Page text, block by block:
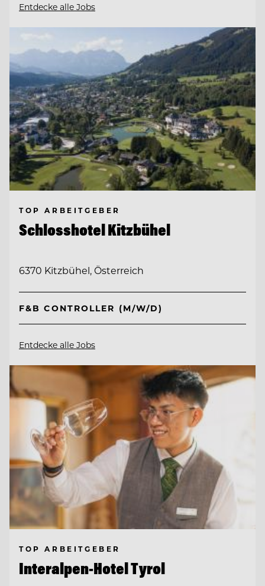
Entdecke alle Jobs
TOP ARBEITGEBER
Schlosshotel Kitzbühel
6370 Kitzbühel, Österreich
F&B CONTROLLER (M/W/D)
Entdecke alle Jobs
TOP ARBEITGEBER
Interalpen-Hotel Tyrol